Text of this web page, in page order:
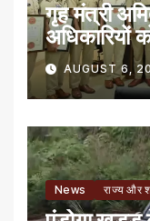
गृह मंत्री
अधिकारियों
AUGUST 6,
News राज्य और